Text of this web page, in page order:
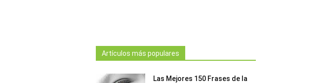
Artículos más populares
Las Mejores 150 Frases de la